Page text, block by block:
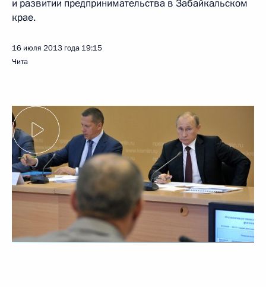
и развитии предпринимательства в Забайкальском
крае.
16 июля 2013 года 19:15
Чита